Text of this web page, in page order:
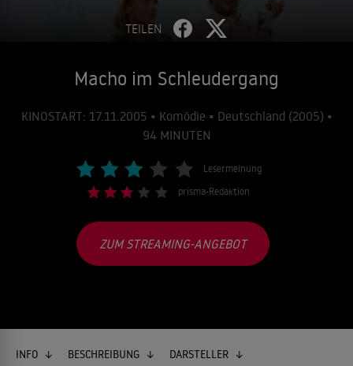
TEILEN
Macho im Schleudergang
KINOSTART: 17.11.2005 • Komödie • Deutschland (2005) •
94 MINUTEN
Lesermeinung
prisma-Redaktion
ZUM STREAMING-ANGEBOT
INFO BESCHREIBUNG DARSTELLER